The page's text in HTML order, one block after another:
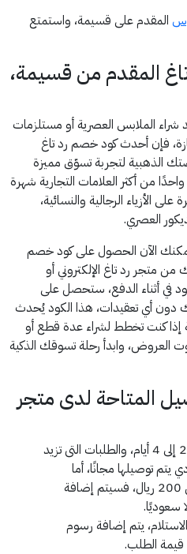
المقدم على قسيمة، واستمتع
المقدم من قسيمة،
شراء الملابس العصرية أو مستلزمات
فإن أحدث كود خصم رد تاغ
الذهبية لتجربة تسوّق مميزة
من أكثر العلامات التجارية شهرة
الأزياء الرجالية والنسائية،
العصري.
الآن الحصول على كود خصم
متجر رد تاغ الإلكتروني أو
في أثناء الدفع، ستحصل على
دون أي تعقيدات، هذا الكود يُحدث
إذا كنت تخطط لشراء عدة قطع أو
العروض، وابدأ رحلة تسوقك الذكية
المتاحة لدى متجر
يتم توصيل المنتجات خلال 2 إلى 4 أيام، والطلبات التى تزيد
سعودي يتم توصيلها مجانًا، أما
الطلبات التي تقل قيمتها عن 200 ريال، فسيتم إضافة
يتم إضافة رسوم